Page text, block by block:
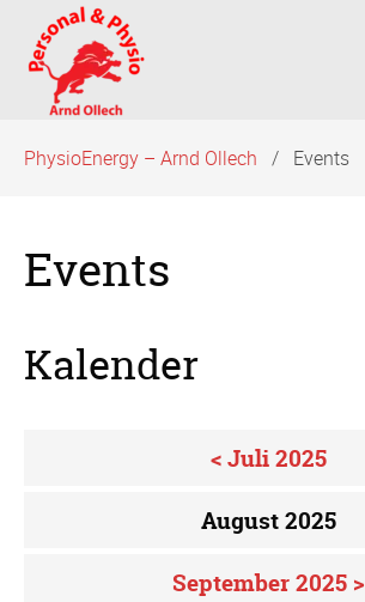
überspringen
PhysioEnergy – Arnd Ollech Events
Events
Kalender
< Juli 2025
August 2025
September 2025 >